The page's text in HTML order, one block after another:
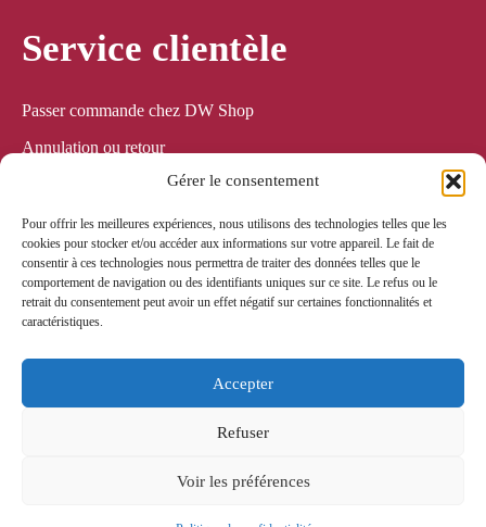
Gérer le consentement
Pour offrir les meilleures expériences, nous utilisons des technologies telles que les
cookies pour stocker et/ou accéder aux informations sur votre appareil. Le fait de
consentir à ces technologies nous permettra de traiter des données telles que le
comportement de navigation ou des identifiants uniques sur ce site. Le refus ou le
retrait du consentement peut avoir un effet négatif sur certaines fonctionnalités et
caractéristiques.
Accepter
Refuser
Voir les préférences
Service clientèle
Passer commande chez DW Shop
Annulation ou retour
Expédition & Livraison
Service & Garantie
Paiement sécurisé
commandes sont expédiées avec Bpost.